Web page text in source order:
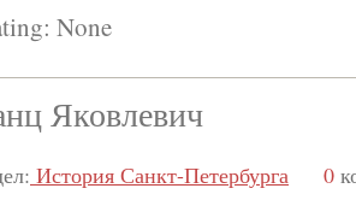
None
Яковлевич
История Санкт-Петербурга 0